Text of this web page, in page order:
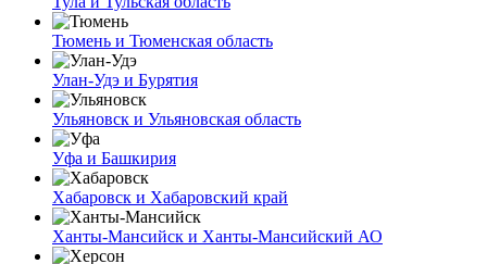
Тюмень и Тюменская область
Улан-Удэ и Бурятия
Ульяновск и Ульяновская область
Уфа и Башкирия
Хабаровск и Хабаровский край
Ханты-Мансийск и Ханты-Мансийский АО